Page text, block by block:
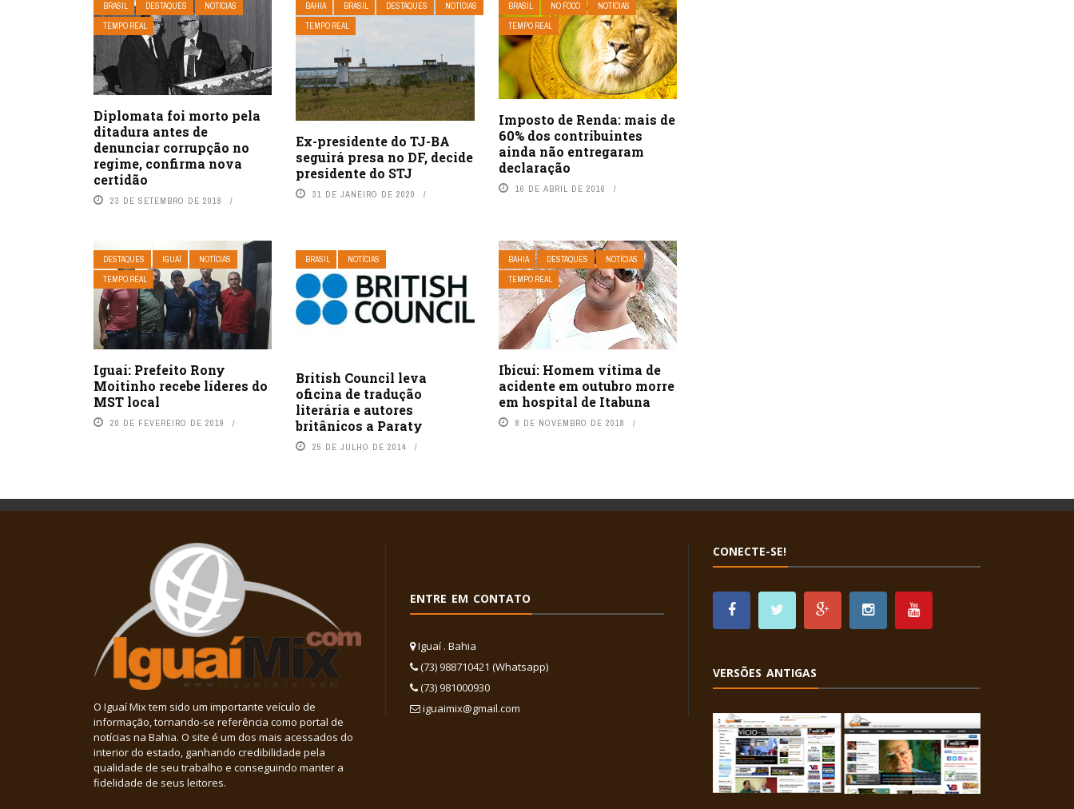
BRASIL DESTAQUES
NOTÍCIAS
TEMPO REAL
Diplomata foi morto pela
ditadura antes de
denunciar corrupção no
regime, confirma nova
certidão
23 DE SETEMBRO DE 2018
BAHIA BRASIL DESTAQUES
NOTÍCIAS
TEMPO REAL
Ex-presidente do TJ-BA
seguirá presa no DF, decide
presidente do STJ
31 DE JANEIRO DE 2020
BRASIL NO FOCO
NOTÍCIAS
TEMPO REAL
Imposto de Renda: mais de
60% dos contribuintes
ainda não entregaram
declaração
16 DE ABRIL DE 2016
DESTAQUES IGUAÍ
NOTÍCIAS
TEMPO REAL
Iguaí: Prefeito Rony
Moitinho recebe líderes do
MST local
20 DE FEVEREIRO DE 2019
BRASIL NOTÍCIAS
British Council leva
oficina de tradução
literária e autores
britânicos a Paraty
25 DE JULHO DE 2014
BAHIA DESTAQUES
NOTÍCIAS
TEMPO REAL
Ibicuí: Homem vítima de
acidente em outubro morre
em hospital de Itabuna
8 DE NOVEMBRO DE 2018
O Iguaí Mix tem sido um importante veículo de
informação, tornando-se referência como portal de
notícias na Bahia. O site é um dos mais acessados do
interior do estado, ganhando credibilidade pela
qualidade de seu trabalho e conseguindo manter a
fidelidade de seus leitores.
ENTRE EM CONTATO
Iguaí . Bahia
(73) 988710421 (Whatsapp)
(73) 981000930
iguaimix@gmail.com
CONECTE-SE!
VERSÕES ANTIGAS